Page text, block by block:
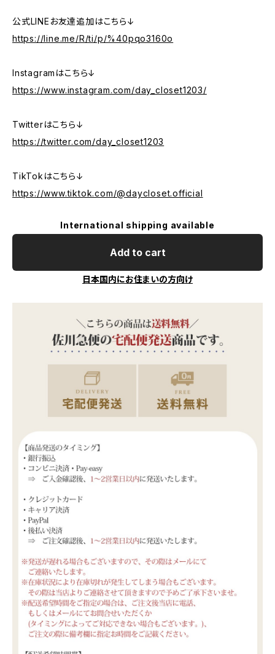
公式LINEお友達追加はこちら↓
https://line.me/R/ti/p/%40pqo3160o
Instagramはこちら↓
https://www.instagram.com/day_closet1203/
Twitterはこちら↓
https://twitter.com/day_closet1203
TikTokはこちら↓
https://www.tiktok.com/@daycloset.official
International shipping available
Add to cart
日本国内にお住まいの方向け